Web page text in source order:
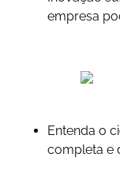
empresa
Entenda o
completa e